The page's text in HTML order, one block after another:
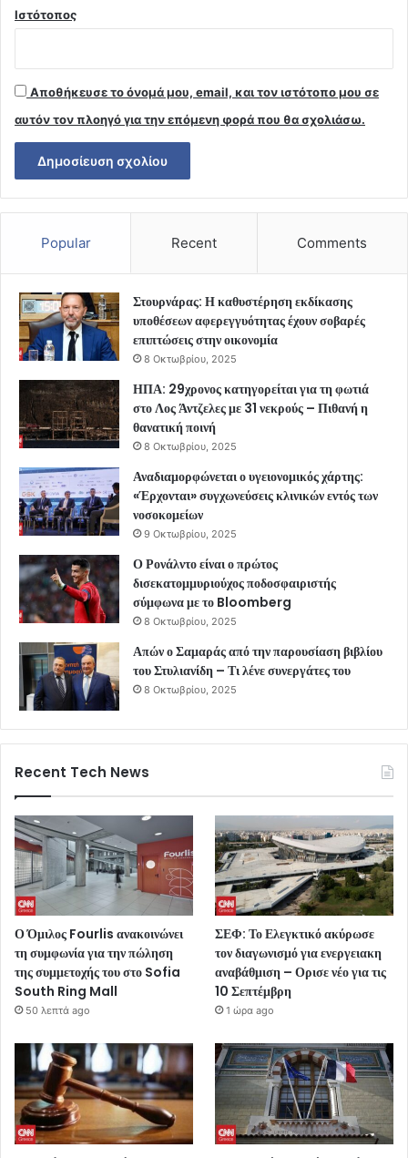
Ιστότοπος
Αποθήκευσε το όνομά μου, email, και τον ιστότοπο μου σε
αυτόν τον πλοηγό για την επόμενη φορά που θα σχολιάσω.
Popular Recent Comments
Στουρνάρας: Η καθυστέρηση εκδίκασης
υποθέσεων αφερεγγυότητας έχουν σοβαρές
επιπτώσεις στην οικονομία
8 Οκτωβρίου, 2025
ΗΠΑ: 29χρονος κατηγορείται για τη φωτιά
στο Λος Άντζελες με 31 νεκρούς – Πιθανή η
θανατική ποινή
8 Οκτωβρίου, 2025
Αναδιαμορφώνεται ο υγειονομικός χάρτης:
«Έρχονται» συγχωνεύσεις κλινικών εντός των
νοσοκομείων
9 Οκτωβρίου, 2025
Ο Ρονάλντο είναι ο πρώτος
δισεκατομμυριούχος ποδοσφαιριστής
σύμφωνα με το Bloomberg
8 Οκτωβρίου, 2025
Απών ο Σαμαράς από την παρουσίαση βιβλίου
του Στυλιανίδη – Τι λένε συνεργάτες του
8 Οκτωβρίου, 2025
Recent Tech News
Ο Όμιλος Fourlis ανακοινώνει
τη συμφωνία για την πώληση
της συμμετοχής του στο Sofia
South Ring Mall
50 λεπτά ago
ΣΕΦ: Το Ελεγκτικό ακύρωσε
τον διαγωνισμό για ενεργειακη
αναβάθμιση – Ορισε νέο για τις
10 Σεπτέμβρη
1 ώρα ago